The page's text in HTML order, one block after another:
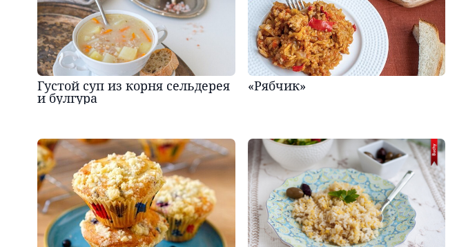
Густой суп из корня сельдерея
и булгура
«Рябчик»